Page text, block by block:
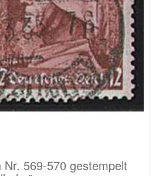
569-570 gestempelt